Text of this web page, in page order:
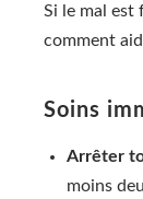
Si le mal est
comment
Soins
Arrêter
moins